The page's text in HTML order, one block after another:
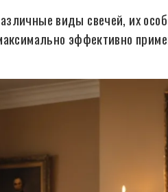
виды свечей, их
эффективно